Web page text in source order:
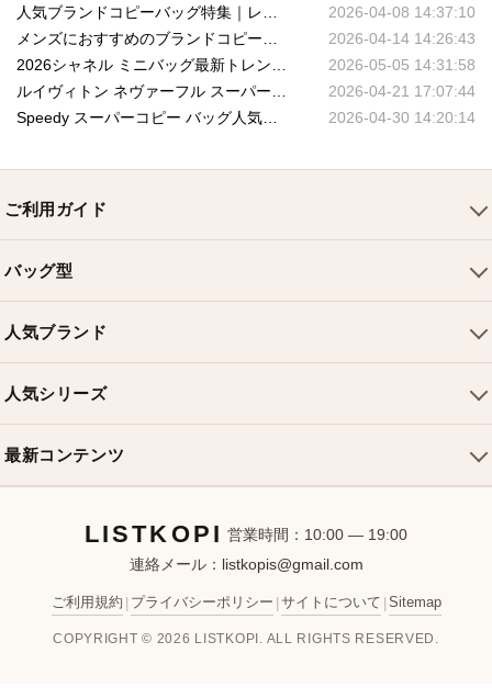
2026-04-08 14:37:10
2026-04-14 14:26:43
2026-05-05 14:31:58
2026-04-21 17:07:44
2026-04-30 14:20:14
ご利用ガイド
配送について
返品・交換
お問い合わせ
バッグ型
ショルダーバッグ
クロスボディバッグ
ミニバッグ
バケットバッグ
人気ブランド
シャネルバッグ
ディオールバッグ
人気シリーズ
最新コンテンツ
新着アイテム
ブランドカテゴリ
お客様レビュー
LISTKOPI 営業時間：10:00 — 19:00
連絡メール： listkopis@gmail.com
ご利用規約 プライバシーポリシー サイトについて Sitemap
COPYRIGHT © 2026 LISTKOPI. ALL RIGHTS RESERVED.